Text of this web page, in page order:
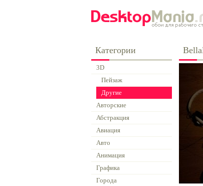
Категории
3D
Пейзаж
Другие
Авторские
Абстракция
Авиация
Авто
Анимация
Графика
Города